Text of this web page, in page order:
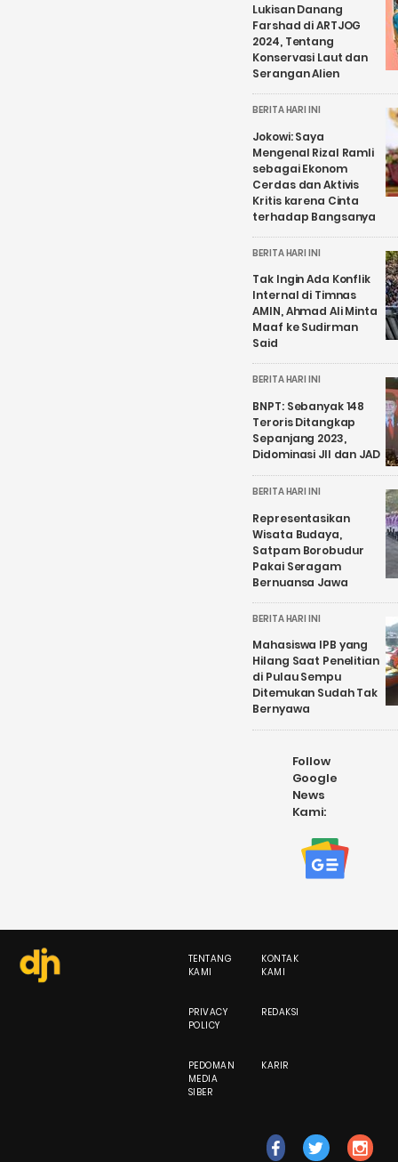
Lukisan Danang
Farshad di ARTJOG
2024, Tentang
Konservasi Laut dan
Serangan Alien
BERITA HARI INI
Jokowi: Saya
Mengenal Rizal Ramli
sebagai Ekonom
Cerdas dan Aktivis
Kritis karena Cinta
terhadap Bangsanya
BERITA HARI INI
Tak Ingin Ada Konflik
Internal di Timnas
AMIN, Ahmad Ali Minta
Maaf ke Sudirman
Said
BERITA HARI INI
BNPT: Sebanyak 148
Teroris Ditangkap
Sepanjang 2023,
Didominasi JII dan JAD
BERITA HARI INI
Representasikan
Wisata Budaya,
Satpam Borobudur
Pakai Seragam
Bernuansa Jawa
BERITA HARI INI
Mahasiswa IPB yang
Hilang Saat Penelitian
di Pulau Sempu
Ditemukan Sudah Tak
Bernyawa
Follow
Google
News
Kami:
TENTANG
KAMI
KONTAK
KAMI
PRIVACY
POLICY
REDAKSI
PEDOMAN
MEDIA
SIBER
KARIR